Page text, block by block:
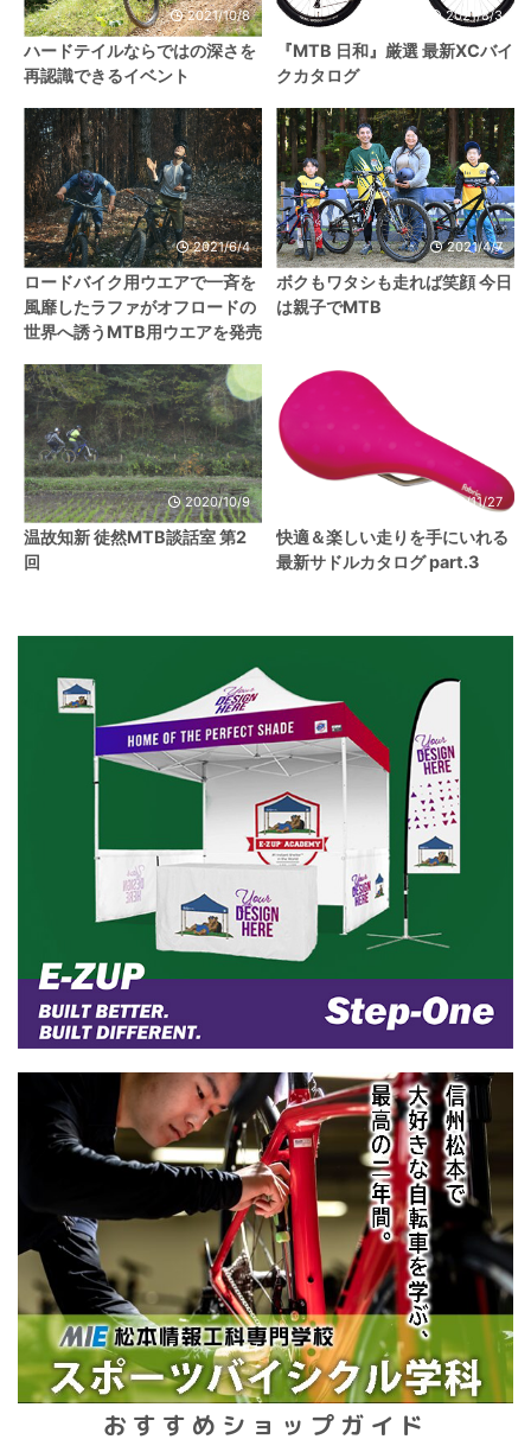
2021/10/8
ハードテイルならではの深さを
再認識できるイベント
2021/8/3
『MTB 日和』厳選 最新XCバイ
クカタログ
2021/6/4
ロードバイク用ウエアで一斉を
風靡したラファがオフロードの
世界へ誘うMTB用ウエアを発売
2021/4/7
ボクもワタシも走れば笑顔 今日
は親子でMTB
2020/10/9
温故知新 徒然MTB談話室 第2
回
2020/11/27
快適＆楽しい走りを手にいれる
最新サドルカタログ part.3
おすすめショップガイド